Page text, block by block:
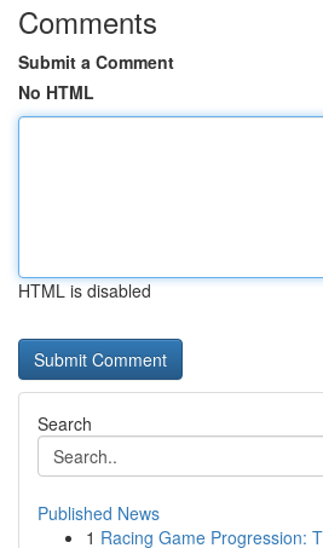
Comments
Submit a Comment
No HTML
HTML is disabled
Search
Published News
1 Racing Game Progression: